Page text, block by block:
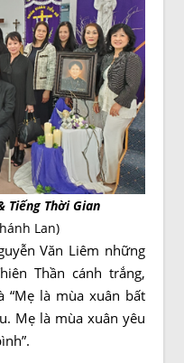
Tiếng Thời Gian
Lan)
Văn Liêm những
Thần cánh trắng,
“Mẹ là mùa xuân bất
Mẹ là mùa xuân yêu